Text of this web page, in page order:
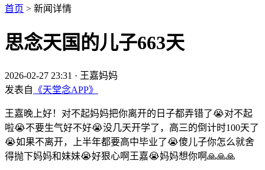
首页 > 新闻详情
思念天国的儿子663天
2026-02-27 23:31 · 王嘉妈妈
发表自 《天堂念APP》
王嘉晚上好！对不起妈妈把你离开的日子都弄错了😭对不起
啦😭不要生气好不好😭没几天开学了，高三的倒计时100天了
😭如果不离开，上半年都要高中毕业了😭傻儿子你怎么就舍
得抛下妈妈和妹妹😭好狠心啊王嘉😭妈妈想你啊🙏🙏🙏